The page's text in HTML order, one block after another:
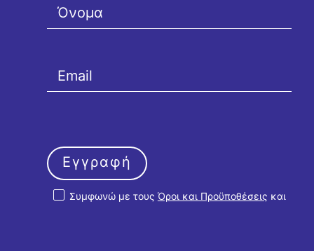
Συμφωνώ με τους Όροι και Προϋποθέσεις και
Εγγραφή